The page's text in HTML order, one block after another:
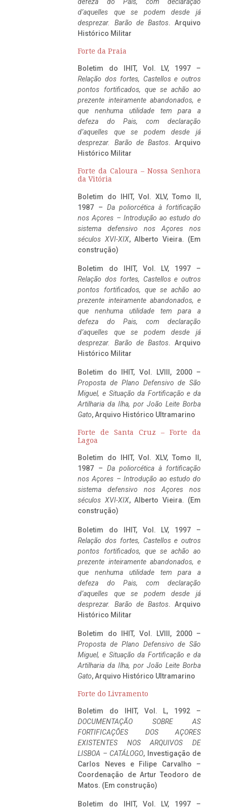
d’aquelles que se podem desde já
desprezar. Barão de Bastos. Arquivo
Histórico Militar
Forte da Praia
Boletim do IHIT, Vol. LV, 1997 –
Relação dos fortes, Castellos e outros
pontos fortificados, que se achão ao
prezente inteiramente abandonados, e
que nenhuma utilidade tem para a
defeza do Pais, com declaração
d’aquelles que se podem desde já
desprezar. Barão de Bastos. Arquivo
Histórico Militar
Forte da Caloura – Nossa Senhora
da Vitória
Boletim do IHIT, Vol. XLV, Tomo II,
1987 – Da poliorcética à fortificação
nos Açores – Introdução ao estudo do
sistema defensivo nos Açores nos
séculos XVI-XIX, Alberto Vieira. (Em
construção)
Boletim do IHIT, Vol. LV, 1997 –
Relação dos fortes, Castellos e outros
pontos fortificados, que se achão ao
prezente inteiramente abandonados, e
que nenhuma utilidade tem para a
defeza do Pais, com declaração
d’aquelles que se podem desde já
desprezar. Barão de Bastos. Arquivo
Histórico Militar
Boletim do IHIT, Vol. LVIII, 2000 –
Proposta de Plano Defensivo de São
Miguel, e Situação da Fortificação e da
Artilharia da Ilha, por João Leite Borba
Gato, Arquivo Histórico Ultramarino
Forte de Santa Cruz – Forte da
Lagoa
Boletim do IHIT, Vol. XLV, Tomo II,
1987 – Da poliorcética à fortificação
nos Açores – Introdução ao estudo do
sistema defensivo nos Açores nos
séculos XVI-XIX, Alberto Vieira. (Em
construção)
Boletim do IHIT, Vol. LV, 1997 –
Relação dos fortes, Castellos e outros
pontos fortificados, que se achão ao
prezente inteiramente abandonados, e
que nenhuma utilidade tem para a
defeza do Pais, com declaração
d’aquelles que se podem desde já
desprezar. Barão de Bastos. Arquivo
Histórico Militar
Boletim do IHIT, Vol. LVIII, 2000 –
Proposta de Plano Defensivo de São
Miguel, e Situação da Fortificação e da
Artilharia da Ilha, por João Leite Borba
Gato, Arquivo Histórico Ultramarino
Forte do Livramento
Boletim do IHIT, Vol. L, 1992 –
DOCUMENTAÇÃO SOBRE AS
FORTIFICAÇÕES DOS AÇORES
EXISTENTES NOS ARQUIVOS DE
LISBOA – CATÁLOGO, Investigação de
Carlos Neves e Filipe Carvalho –
Coordenação de Artur Teodoro de
Matos. (Em construção)
Boletim do IHIT, Vol. LV, 1997 –